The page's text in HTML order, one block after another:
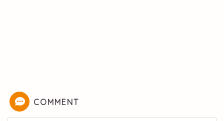
COMMENT